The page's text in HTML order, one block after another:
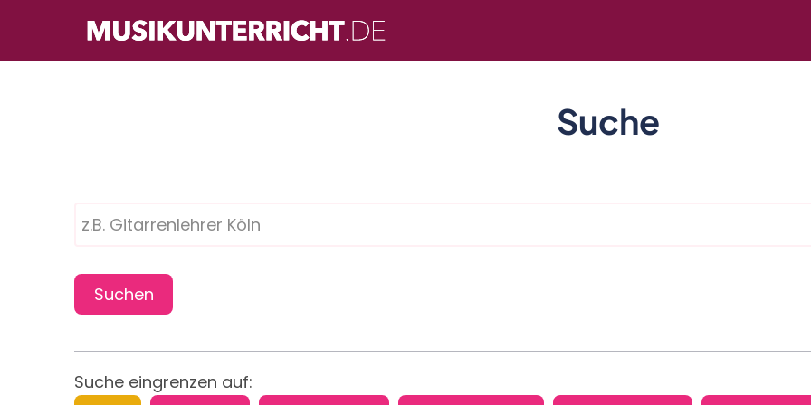
Inhalt
Suche
Suche eingrenzen auf: